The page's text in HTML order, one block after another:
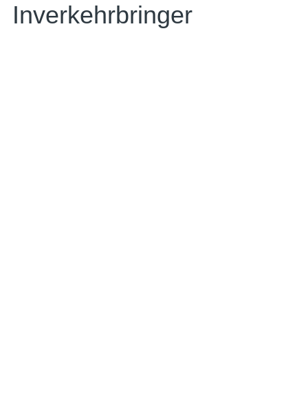
Inverkehrbringer